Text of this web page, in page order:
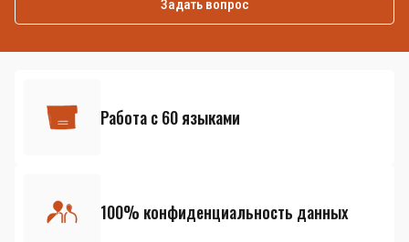
Задать вопрос
Работа с 60 языками
100% конфиденциальность данных